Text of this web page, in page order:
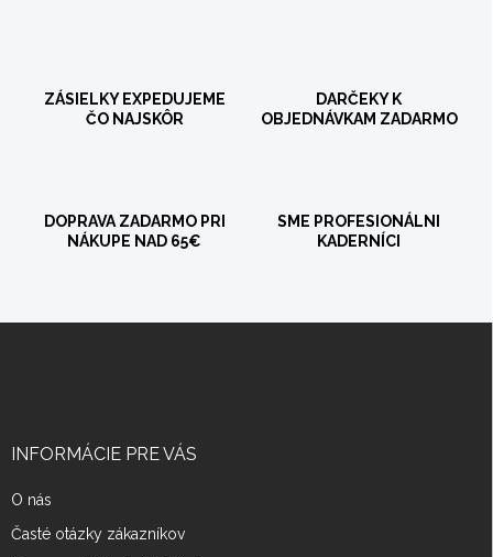
ZÁSIELKY EXPEDUJEME
ČO NAJSKÔR
DARČEKY K
OBJEDNÁVKAM ZADARMO
DOPRAVA ZADARMO PRI
NÁKUPE NAD 65€
SME PROFESIONÁLNI
KADERNÍCI
INFORMÁCIE PRE VÁS
O nás
Časté otázky zákazníkov